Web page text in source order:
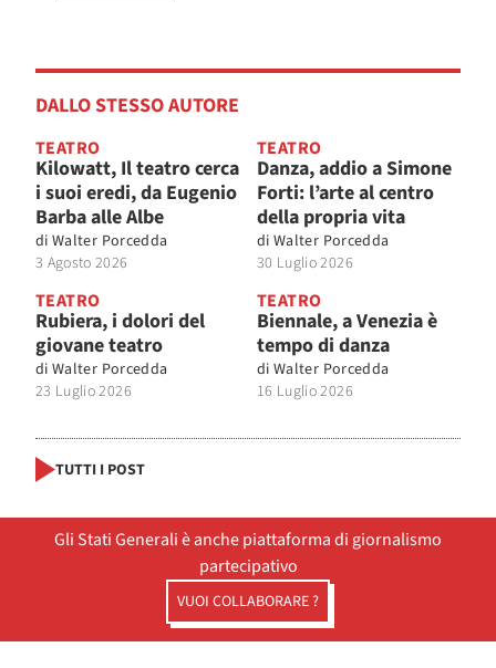
DALLO STESSO AUTORE
TEATRO
Kilowatt, Il teatro cerca
i suoi eredi, da Eugenio
Barba alle Albe
di Walter Porcedda
3 Agosto 2026
TEATRO
Danza, addio a Simone
Forti: l’arte al centro
della propria vita
di Walter Porcedda
30 Luglio 2026
TEATRO
Rubiera, i dolori del
giovane teatro
di Walter Porcedda
23 Luglio 2026
TEATRO
Biennale, a Venezia è
tempo di danza
di Walter Porcedda
16 Luglio 2026
TUTTI I POST
Gli Stati Generali è anche piattaforma di giornalismo
partecipativo
VUOI COLLABORARE ?